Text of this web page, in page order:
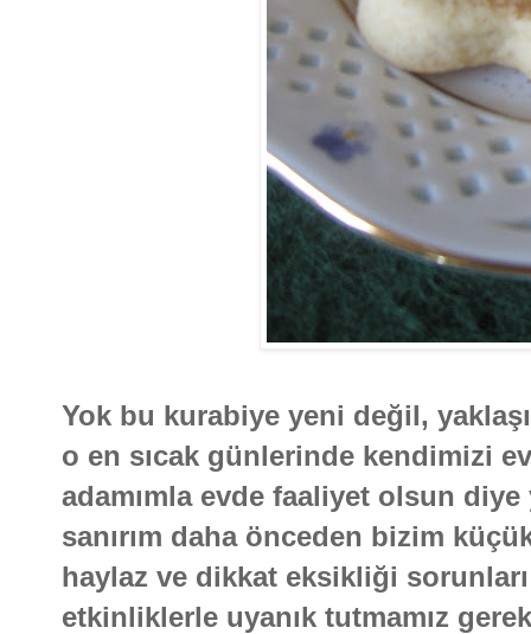
Yok bu kurabiye yeni değil,
o en sıcak günlerinde kendimizi
adamımla evde faaliyet olsun diye
sanırım daha önceden bizim
haylaz ve dikkat eksikliği
etkinliklerle uyanık tutmamız